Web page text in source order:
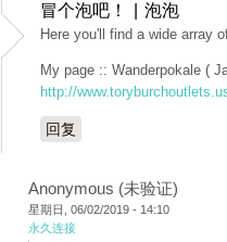
冒个泡吧！ | 泡泡
Here you'll find a wide array
My page :: Wanderpokale (
http://
回复
Anonymous (未验证)
星期日, 06/02/2019 - 14:10
永久连接